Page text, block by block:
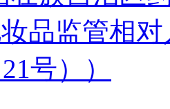
品监管相
号））